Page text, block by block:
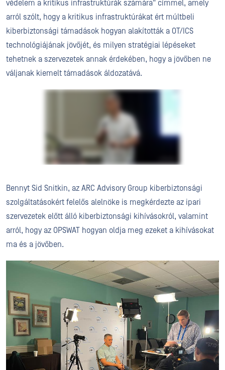
védelem a kritikus infrastruktúrák számára" címmel, amely
arról szólt, hogy a kritikus infrastruktúrákat ért múltbeli
kiberbiztonsági támadások hogyan alakították a OT/ICS
technológiájának jövőjét, és milyen stratégiai lépéseket
tehetnek a szervezetek annak érdekében, hogy a jövőben ne
váljanak kiemelt támadások áldozatává.
Bennyt Sid Snitkin, az ARC Advisory Group kiberbiztonsági
szolgáltatásokért felelős alelnöke is megkérdezte az ipari
szervezetek előtt álló kiberbiztonsági kihívásokról, valamint
arról, hogy az OPSWAT hogyan oldja meg ezeket a kihívásokat
ma és a jövőben.